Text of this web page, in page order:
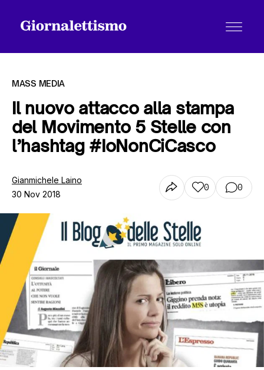
Tutti gli articoli
Chi siamo
Contatti
MASS MEDIA
Il nuovo attacco alla stampa
del Movimento 5 Stelle con
l’hashtag #IoNonCiCasco
Gianmichele Laino
30 Nov 2018
0 0